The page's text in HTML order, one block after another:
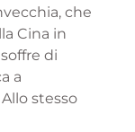
che
Cina in
di
a
stesso